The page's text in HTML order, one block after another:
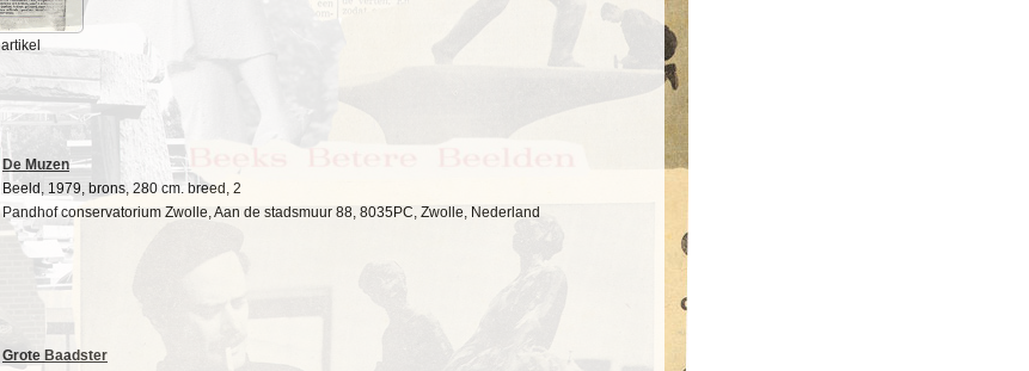
artikel
De Muzen
Beeld, 1979, brons, 280 cm. breed, 2
Pandhof conservatorium Zwolle, Aan de stadsmuur 88, 8035PC, Zwolle, Nederland
Grote Baadster